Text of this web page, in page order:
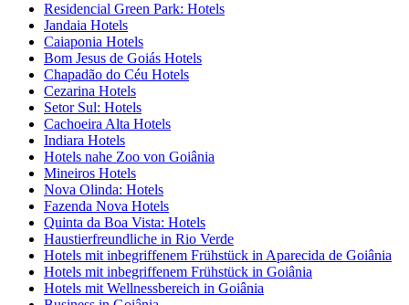
Residencial Green Park: Hotels
Jandaia Hotels
Caiaponia Hotels
Bom Jesus de Goiás Hotels
Chapadão do Céu Hotels
Cezarina Hotels
Setor Sul: Hotels
Cachoeira Alta Hotels
Indiara Hotels
Hotels nahe Zoo von Goiânia
Mineiros Hotels
Nova Olinda: Hotels
Fazenda Nova Hotels
Quinta da Boa Vista: Hotels
Haustierfreundliche in Rio Verde
Hotels mit inbegriffenem Frühstück in Aparecida de Goiânia
Hotels mit inbegriffenem Frühstück in Goiânia
Hotels mit Wellnessbereich in Goiânia